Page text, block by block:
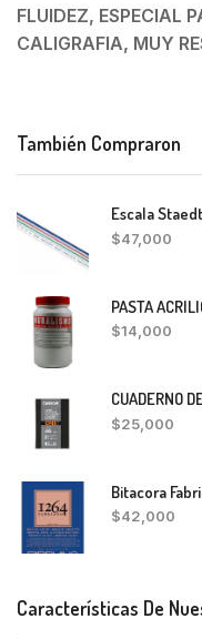
FLUIDEZ, ESPECIAL
CALIGRAFIA, MUY
También Compraron
Escala
$47,000
PASTA
$14,000
CUADERNO
$25,000
Bitacora
$42,000
Características De